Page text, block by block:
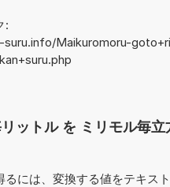
:
Maikuromoru-
ットル を ミリモル毎
には、変換する値をテキス